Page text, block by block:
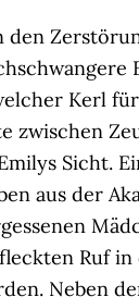
den
Kerl
zwischen
Sicht.
aus der
Ruf in
Neben